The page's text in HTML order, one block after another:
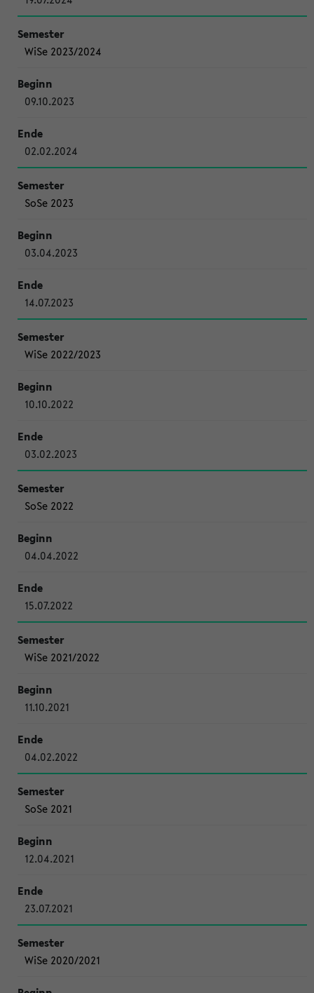
WiSe 2023/2024
09.10.2023
02.02.2024
SoSe 2023
03.04.2023
14.07.2023
WiSe 2022/2023
10.10.2022
03.02.2023
SoSe 2022
04.04.2022
15.07.2022
WiSe 2021/2022
11.10.2021
04.02.2022
SoSe 2021
12.04.2021
23.07.2021
WiSe 2020/2021